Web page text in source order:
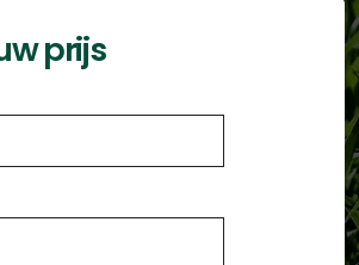
prijs